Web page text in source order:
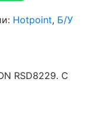
Hotpoint, Б/У
RSD8229. С